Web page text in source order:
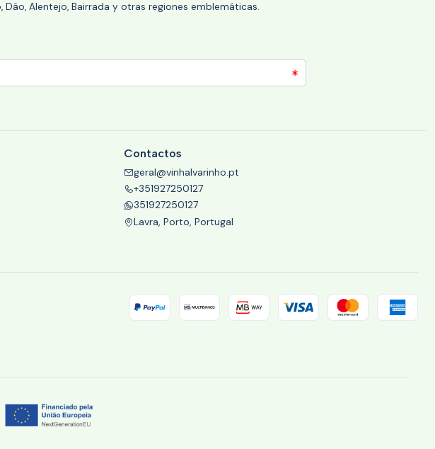
Alentejo, Bairrada y otras regiones emblemáticas.
Contactos
geral@vinhalvarinho.pt
+351927250127
351927250127
Lavra, Porto, Portugal